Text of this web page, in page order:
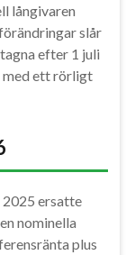
långivaren
slår
efter 1 juli
med ett rörligt
ersatte
nominella
plus